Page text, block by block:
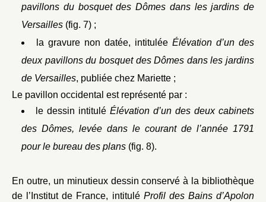
pavillons du bosquet des Dômes dans les jardins de
Versailles (fig. 7) ;
la gravure non datée, intitulée Élévation d’un des
deux pavillons du bosquet des Dômes dans les jardins
de Versailles, publiée chez Mariette ;
Le pavillon occidental est représenté par :
le dessin intitulé Élévation d’un des deux cabinets
des Dômes, levée dans le courant de l’année 1791
pour le bureau des plans (fig. 8).
En outre, un minutieux dessin conservé à la bibliothèque
de l’Institut de France, intitulé Profil des Bains d’Apolon